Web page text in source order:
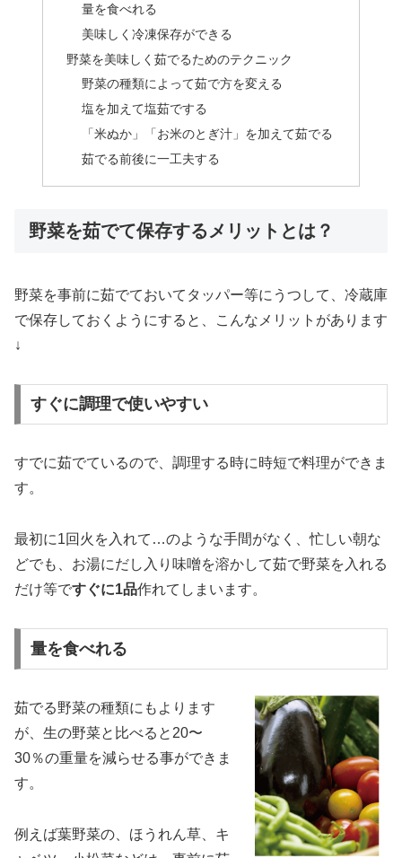
量を食べれる
美味しく冷凍保存ができる
野菜を美味しく茹でるためのテクニック
野菜の種類によって茹で方を変える
塩を加えて塩茹でする
「米ぬか」「お米のとぎ汁」を加えて茹でる
茹でる前後に一工夫する
野菜を茹でて保存するメリットとは？
野菜を事前に茹でておいてタッパー等にうつして、冷蔵庫
で保存しておくようにすると、こんなメリットがあります
↓
すぐに調理で使いやすい
すでに茹でているので、調理する時に時短で料理ができま
す。
最初に1回火を入れて…のような手間がなく、忙しい朝な
どでも、お湯にだし入り味噌を溶かして茹で野菜を入れる
だけ等ですぐに1品作れてしまいます。
量を食べれる
茹でる野菜の種類にもよります
が、生の野菜と比べると20〜
30％の重量を減らせる事ができま
す。
例えば葉野菜の、ほうれん草、キ